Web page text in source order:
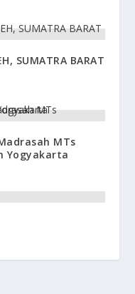
SUMATRA BARAT
MTs
Yogyakarta